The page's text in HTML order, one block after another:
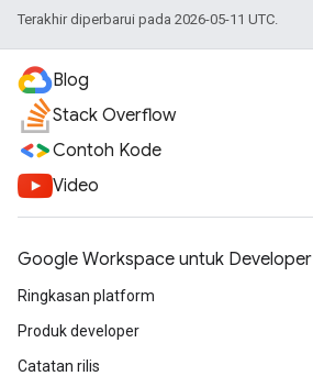
Terakhir diperbarui pada 2026-05-11 UTC.
Blog
Stack Overflow
Contoh Kode
Video
Google Workspace untuk Developer
Ringkasan platform
Produk developer
Catatan rilis